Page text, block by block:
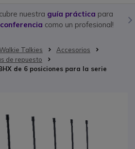
nuestra guía práctica para
como un profesional!
Talkies
Accesorios
de repuesto
de 6 posiciones para la serie